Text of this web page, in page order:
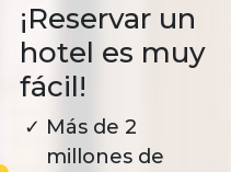
¡Reservar un
hotel es muy
fácil!
Más de 2
millones de